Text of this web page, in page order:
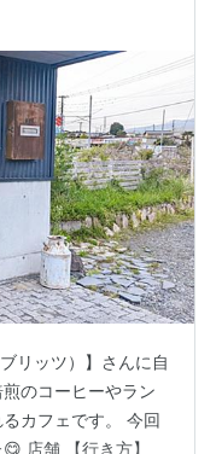
リッツ）】さんに自
のコーヒーやラン
カフェです。 今回
店舗 【行き方】